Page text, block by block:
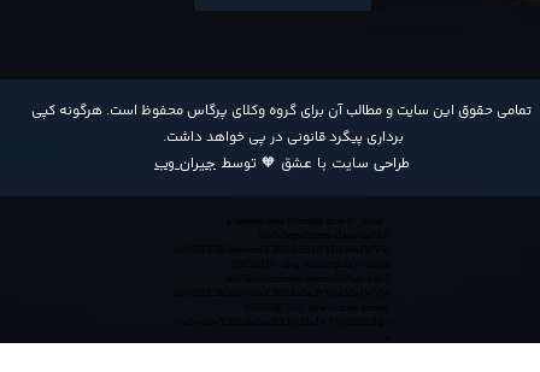
​تمامی حقوق این سایت و مطالب آن برای گروه وکلای پرگاس محفوظ است. هرگونه کپی
برداری پیگرد قانونی در پی خواهد داشت​​​​​​​.
طراحی سایت با عشق 🧡 توسط جیران وب